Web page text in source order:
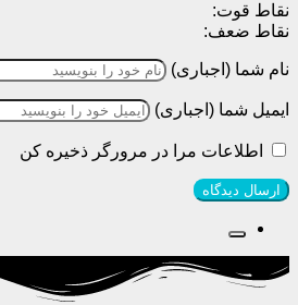
نقاط قوت:
نقاط ضعف:
نام شما (اجباری)
ایمیل شما (اجباری)
اطلاعات مرا در مرورگر ذخیره کن